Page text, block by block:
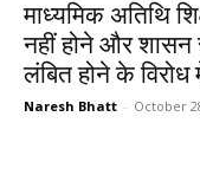
माध्यमिक अतिथि
नहीं होने और शासन
लंबित होने के विरोध
Naresh Bhatt - October